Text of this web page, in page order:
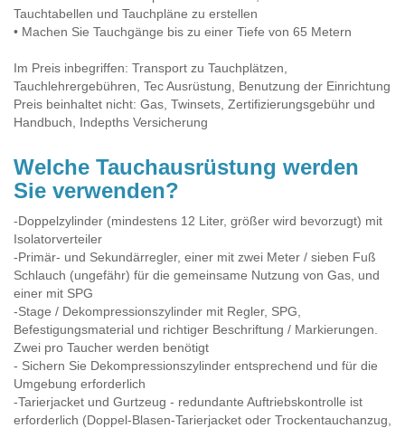
Tauchtabellen und Tauchpläne zu erstellen
• Machen Sie Tauchgänge bis zu einer Tiefe von 65 Metern
Im Preis inbegriffen: Transport zu Tauchplätzen,
Tauchlehrergebühren, Tec Ausrüstung, Benutzung der Einrichtung
Preis beinhaltet nicht: Gas, Twinsets, Zertifizierungsgebühr und
Handbuch, Indepths Versicherung
Welche Tauchausrüstung werden
Sie verwenden?
-Doppelzylinder (mindestens 12 Liter, größer wird bevorzugt) mit
Isolatorverteiler
-Primär- und Sekundärregler, einer mit zwei Meter / sieben Fuß
Schlauch (ungefähr) für die gemeinsame Nutzung von Gas, und
einer mit SPG
-Stage / Dekompressionszylinder mit Regler, SPG,
Befestigungsmaterial und richtiger Beschriftung / Markierungen.
Zwei pro Taucher werden benötigt
- Sichern Sie Dekompressionszylinder entsprechend und für die
Umgebung erforderlich
-Tarierjacket und Gurtzeug - redundante Auftriebskontrolle ist
erforderlich (Doppel-Blasen-Tarierjacket oder Trockentauchanzug,